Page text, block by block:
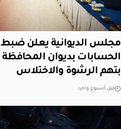
مجلس الديوانية يعلن
الحسابات بديوان
بتهم الرشوة والاختلاس
قبل أسبوع واحد